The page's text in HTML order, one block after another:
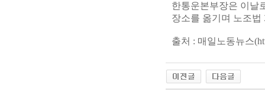
한통운본부장은 이날
장소를 옮기며 노조
출처 : 매일노동뉴스(